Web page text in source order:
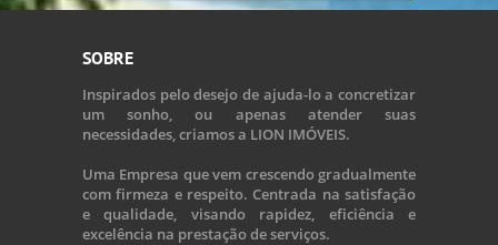
SOBRE
Inspirados pelo desejo de ajuda-lo a concretizar
um sonho, ou apenas atender suas
necessidades, criamos a LION IMÓVEIS.
Uma Empresa que vem crescendo gradualmente
com firmeza e respeito. Centrada na satisfação
e qualidade, visando rapidez, eficiência e
excelência na prestação de serviços.